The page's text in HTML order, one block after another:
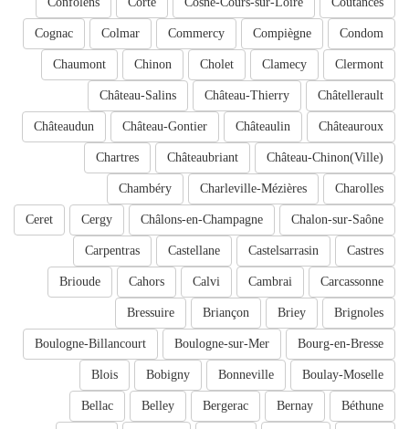
Condom
Compiègne
Commercy
Colmar
Cognac
Clermont
Clamecy
Cholet
Chinon
Chaumont
Châtellerault
Château-Thierry
Château-Salins
Châteauroux
Châteaulin
Château-Gontier
Châteaudun
Château-Chinon(Ville)
Châteaubriant
Chartres
Charolles
Charleville-Mézières
Chambéry
Chalon-sur-Saône
Châlons-en-Champagne
Cergy
Ceret
Castres
Castelsarrasin
Castellane
Carpentras
Carcassonne
Cambrai
Calvi
Cahors
Brioude
Brignoles
Briey
Briançon
Bressuire
Bourg-en-Bresse
Boulogne-sur-Mer
Boulogne-Billancourt
Boulay-Moselle
Bonneville
Bobigny
Blois
Béthune
Bernay
Bergerac
Belley
Bellac